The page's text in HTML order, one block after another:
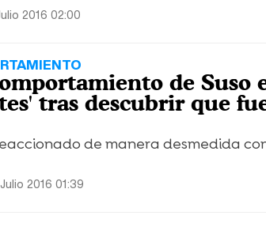
2016 02:00
de Suso
tras descubrir que
de manera desmedida
2016 01:39